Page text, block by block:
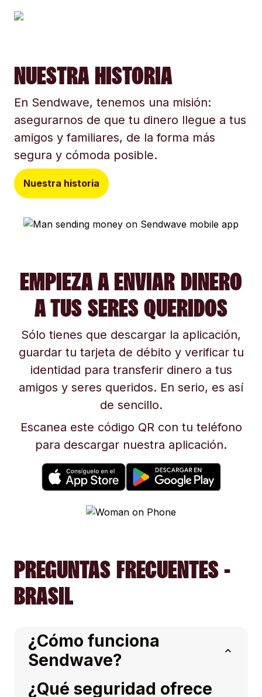
NUESTRA HISTORIA
En Sendwave, tenemos una misión:
asegurarnos de que tu dinero llegue a tus
amigos y familiares, de la forma más
segura y cómoda posible.
Nuestra historia
EMPIEZA A ENVIAR DINERO
A TUS SERES QUERIDOS
Sólo tienes que descargar la aplicación,
guardar tu tarjeta de débito y verificar tu
identidad para transferir dinero a tus
amigos y seres queridos. En serio, es así
de sencillo.
Escanea este código QR con tu teléfono
para descargar nuestra aplicación.
PREGUNTAS FRECUENTES -
BRASIL
¿Cómo funciona
Sendwave?
¿Qué seguridad ofrece